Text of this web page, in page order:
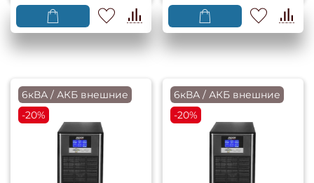
6кВА / АКБ внешние
-20%
6кВА / АКБ внешние
-20%